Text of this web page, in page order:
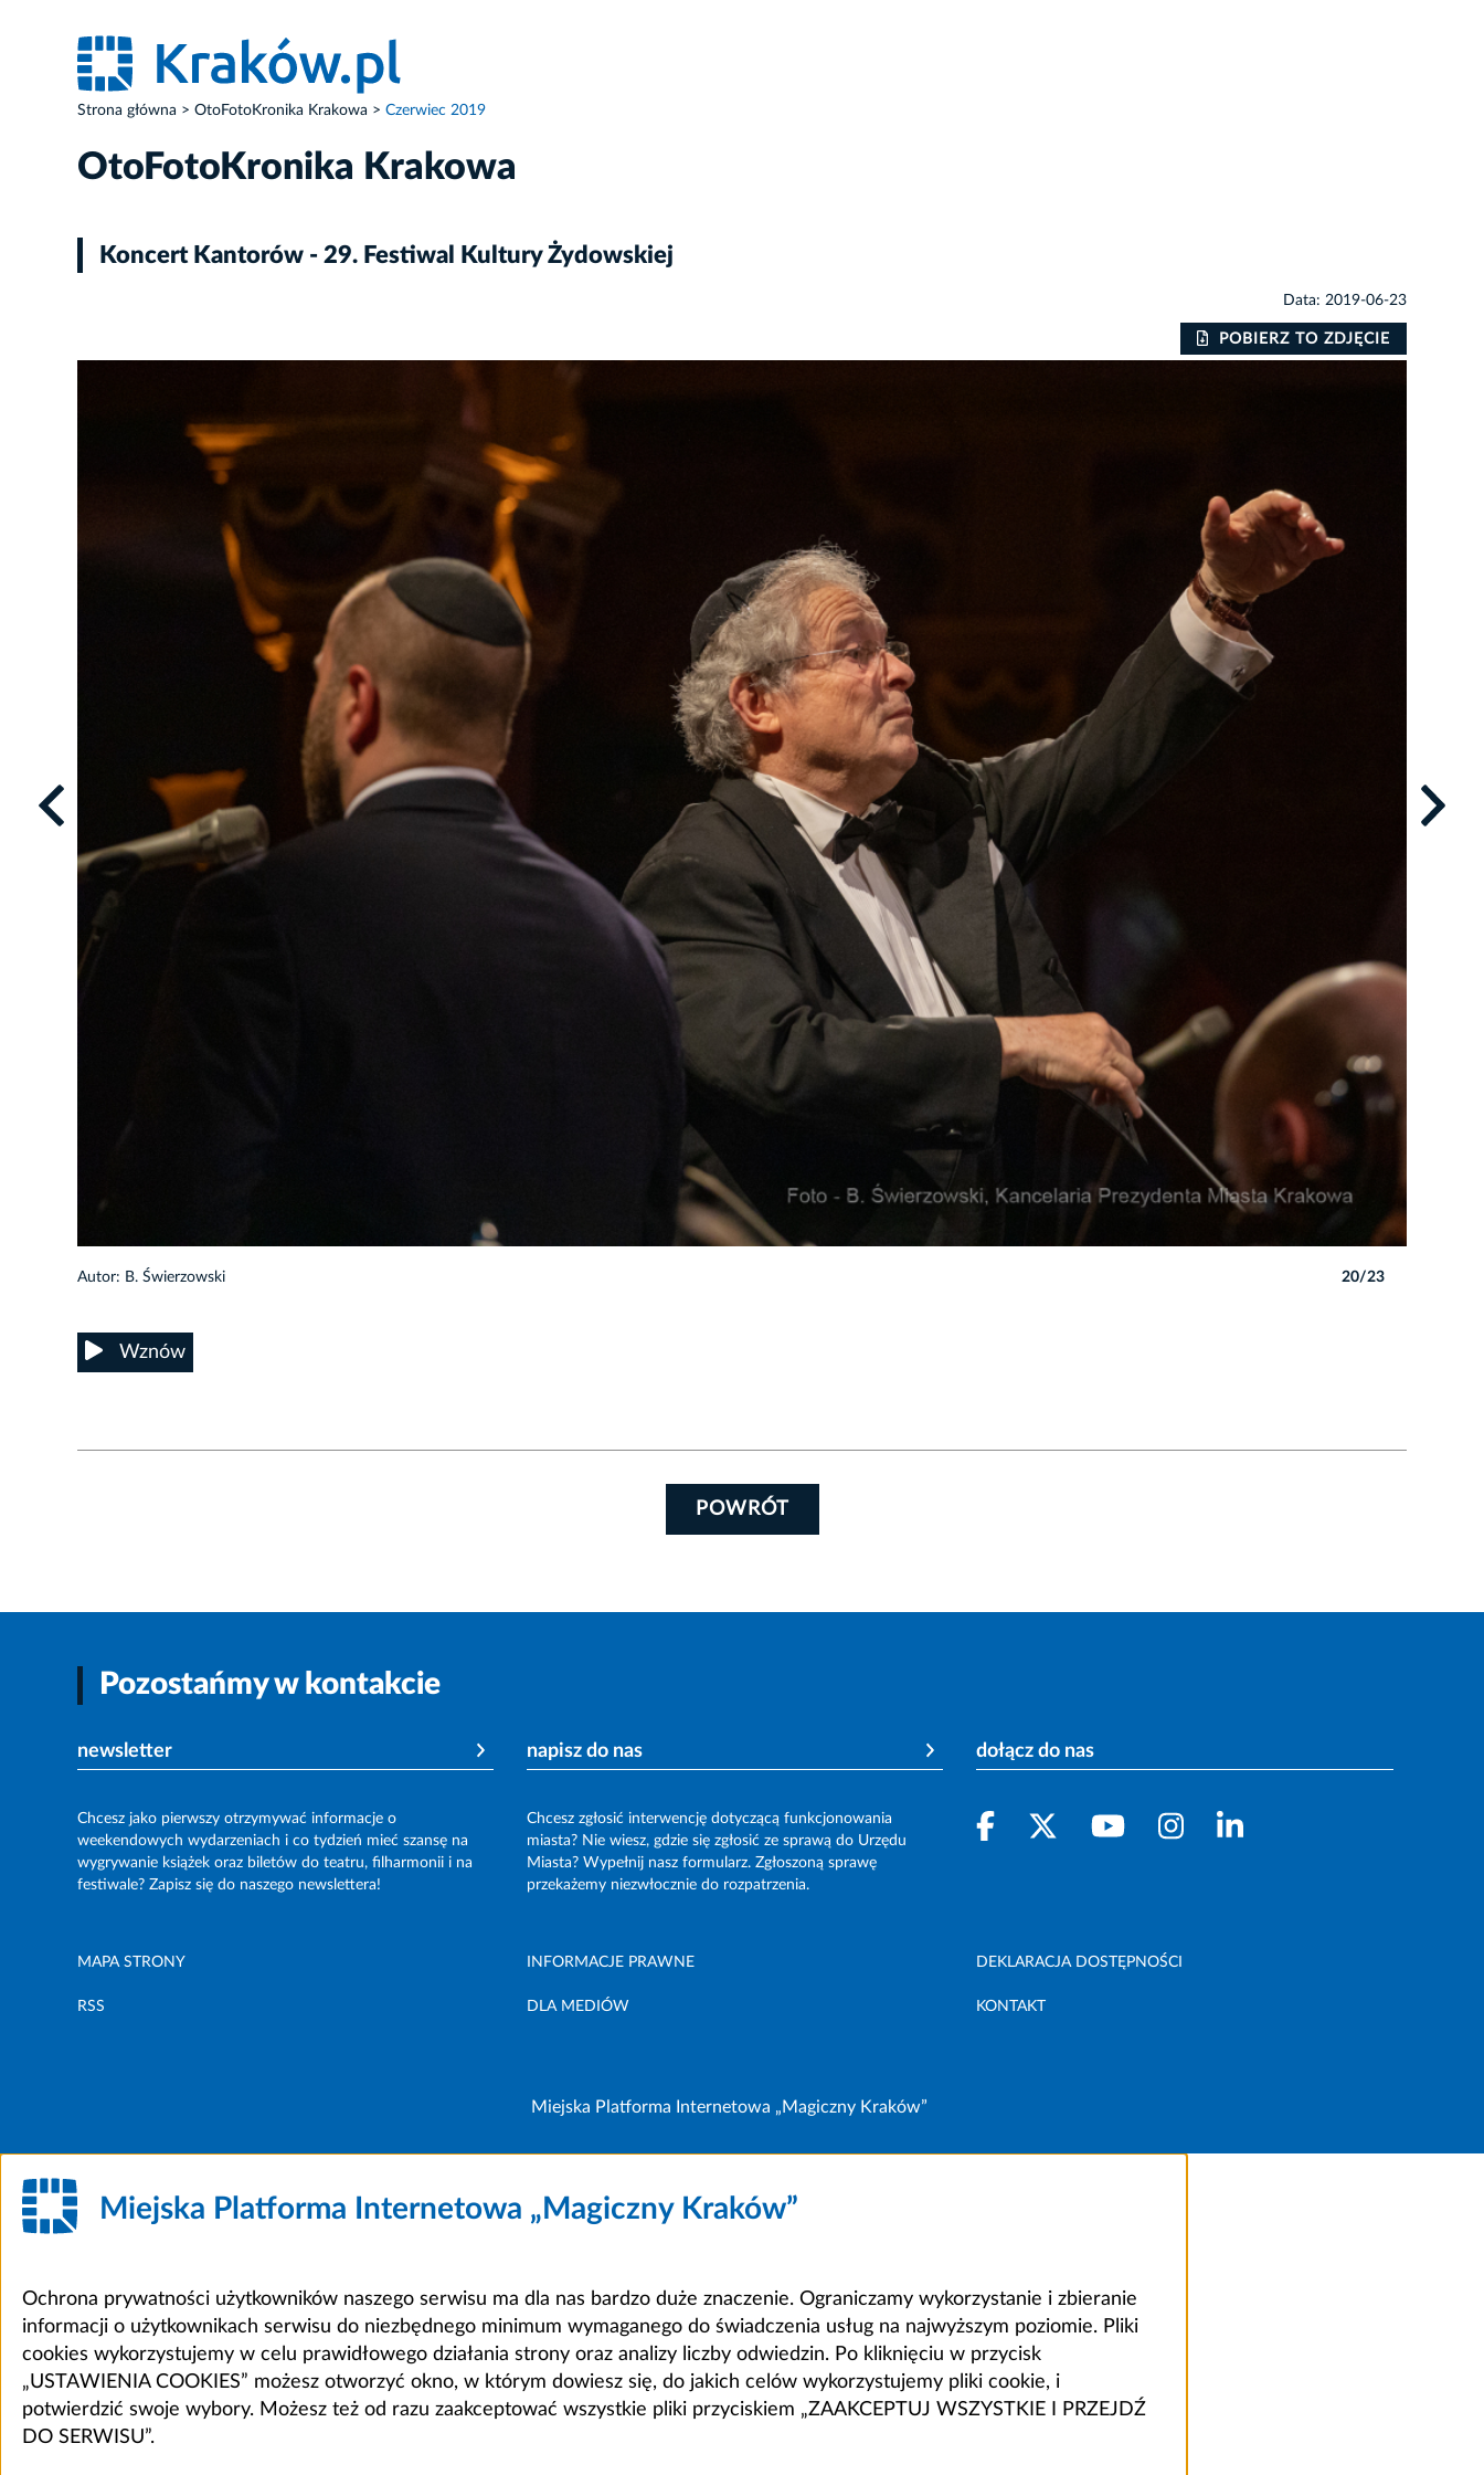
Strona główna OtoFotoKronika Krakowa Czerwiec 2019
OtoFotoKronika Krakowa
Koncert Kantorów - 29. Festiwal Kultury Żydowskiej
Data: 2019-06-23
POBIERZ TO ZDJĘCIE
Autor: B. Świerzowski 20/23
Wznów
POWRÓT
Pozostańmy w kontakcie
newsletter
Chcesz jako pierwszy otrzymywać informacje o
weekendowych wydarzeniach i co tydzień mieć szansę na
wygrywanie książek oraz biletów do teatru, filharmonii i na
festiwale? Zapisz się do naszego newslettera!
napisz do nas
Chcesz zgłosić interwencję dotyczącą funkcjonowania
miasta? Nie wiesz, gdzie się zgłosić ze sprawą do Urzędu
Miasta? Wypełnij nasz formularz. Zgłoszoną sprawę
przekażemy niezwłocznie do rozpatrzenia.
dołącz do nas
MAPA STRONY INFORMACJE PRAWNE DEKLARACJA DOSTĘPNOŚCI
RSS DLA MEDIÓW KONTAKT
Miejska Platforma Internetowa „Magiczny Kraków”
Miejska Platforma Internetowa „Magiczny Kraków”
Ochrona prywatności użytkowników naszego serwisu ma dla nas bardzo duże znaczenie. Ograniczamy wykorzystanie i zbieranie
informacji o użytkownikach serwisu do niezbędnego minimum wymaganego do świadczenia usług na najwyższym poziomie. Pliki
cookies wykorzystujemy w celu prawidłowego działania strony oraz analizy liczby odwiedzin. Po kliknięciu w przycisk
„USTAWIENIA COOKIES” możesz otworzyć okno, w którym dowiesz się, do jakich celów wykorzystujemy pliki cookie, i
potwierdzić swoje wybory. Możesz też od razu zaakceptować wszystkie pliki przyciskiem „ZAAKCEPTUJ WSZYSTKIE I PRZEJDŹ
DO SERWISU”.